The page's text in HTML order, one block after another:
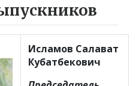
Исламов Салават
Кубатбекович